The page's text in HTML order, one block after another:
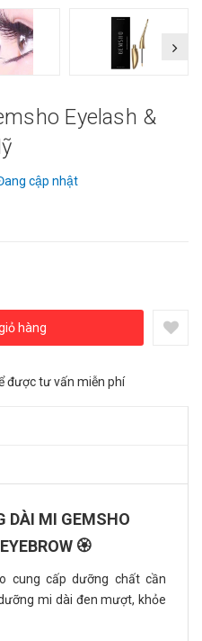
Eyelash &
cập nhật
hàng
được tư vấn miễn phí
DÀI MI GEMSHO
🏵️
cung cấp dưỡng chất cần
mi dài đen mượt, khỏe